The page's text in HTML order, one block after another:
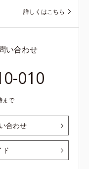
詳しくはこちら
い合わせ
010
まで
合わせ
ド